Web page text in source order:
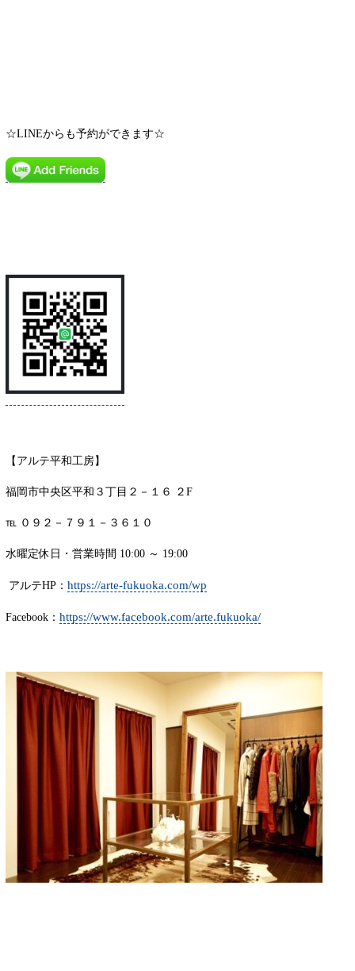
☆LINEからも予約ができます☆
【アルテ平和工房】
福岡市中央区平和３丁目２－１６ ２F
℡ ０９２－７９１－３６１０
水曜定休日・営業時間 10:00 ～ 19:00
アルテHP： https://arte-fukuoka.com/wp
Facebook： https://www.facebook.com/arte.fukuoka/